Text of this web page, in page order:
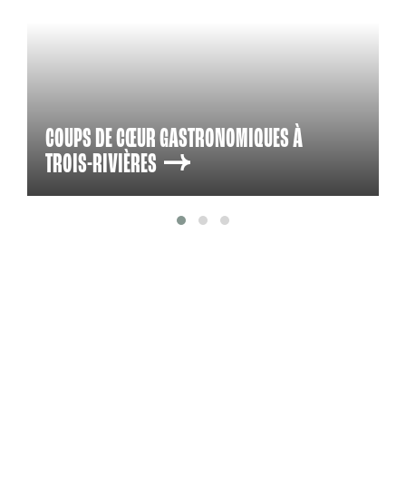
COUPS DE CŒUR GASTRONOMIQUES À
TROIS-RIVIÈRES